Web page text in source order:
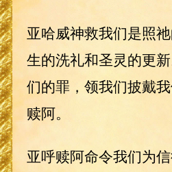
亚哈威神救我们是照
生的洗礼和圣灵的更
们的罪，领我们披戴
赎阿。
亚呼赎阿命令我们为信